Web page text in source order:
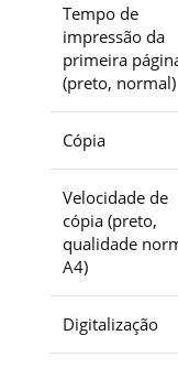
Tempo de
impressão da
primeira
(preto, normal)
Cópia
Velocidade de
cópia (preto,
qualidade
A4)
Digitalização